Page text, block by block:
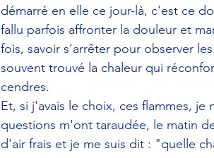
démarré en elle ce jour-là, c'est ce
fallu parfois affronter la douleur et
fois, savoir s'arrêter pour observer
souvent trouvé la chaleur qui
cendres.
Et, si j'avais le choix, ces flammes,
questions m'ont taraudée, le matin
d'air frais et je me suis dit : "quelle